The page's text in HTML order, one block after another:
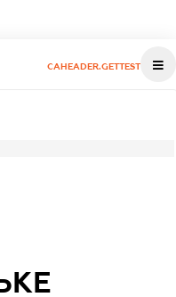
CAHEADER.GETTEST